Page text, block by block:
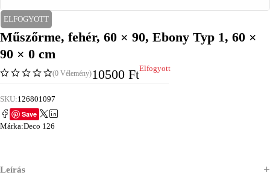
ELFOGYOTT
Műszőrme, fehér, 60 × 90, Ebony Typ 1, 60 ×
90 × 0 cm
(0 Vélemény)10500 FtElfogyott
SKU:126801097
Save
Márka:Deco 126
Leírás